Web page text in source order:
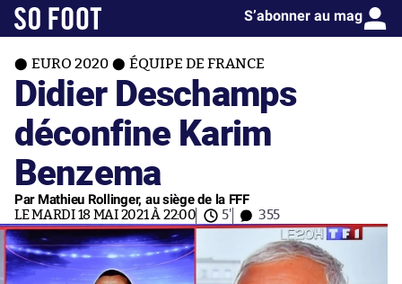
S’abonner au mag
EURO 2020 ÉQUIPE DE FRANCE
Didier Deschamps
déconfine Karim
Benzema
Par Mathieu Rollinger, au siège de la FFF
LE MARDI 18 MAI 2021 À 22:00 5' 355